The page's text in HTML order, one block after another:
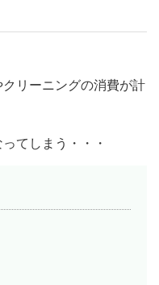
リーニングの消費が計
てしまう・・・